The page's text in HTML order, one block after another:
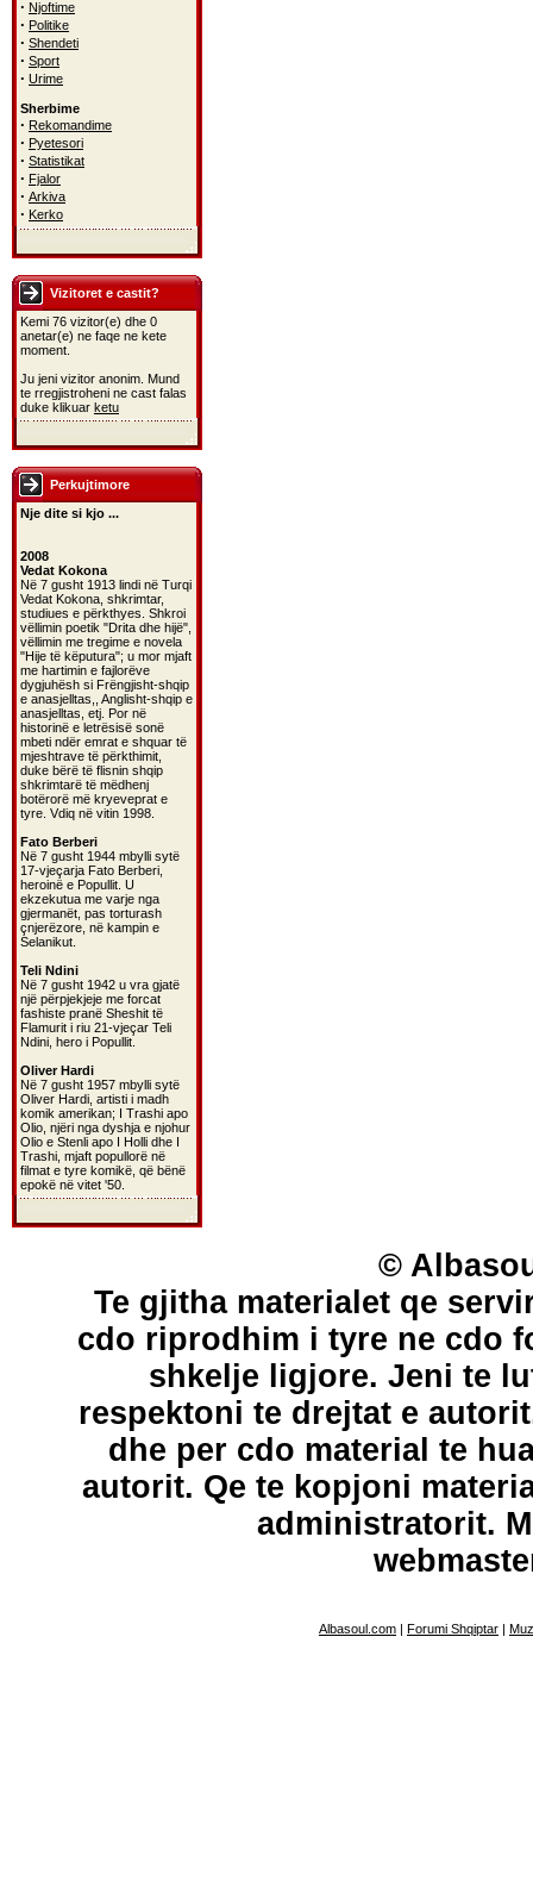
· Njoftime
· Politike
· Shendeti
· Sport
· Urime
Sherbime
· Rekomandime
· Pyetesori
· Statistikat
· Fjalor
· Arkiva
· Kerko
Vizitoret e castit?
Kemi 76 vizitor(e) dhe 0
anetar(e) ne faqe ne kete
moment.
Ju jeni vizitor anonim. Mund
te rregjistroheni ne cast falas
duke klikuar ketu
Perkujtimore
Nje dite si kjo ...
2008
Vedat Kokona
Në 7 gusht 1913 lindi në Turqi
Vedat Kokona, shkrimtar,
studiues e përkthyes. Shkroi
vëllimin poetik "Drita dhe hijë",
vëllimin me tregime e novela
"Hije të këputura"; u mor mjaft
me hartimin e fajlorëve
dygjuhësh si Frëngjisht-shqip
e anasjelltas,, Anglisht-shqip e
anasjelltas, etj. Por në
historinë e letrësisë sonë
mbeti ndër emrat e shquar të
mjeshtrave të përkthimit,
duke bërë të flisnin shqip
shkrimtarë të mëdhenj
botërorë më kryeveprat e
tyre. Vdiq në vitin 1998.
Fato Berberi
Në 7 gusht 1944 mbylli sytë
17-vjeçarja Fato Berberi,
heroinë e Popullit. U
ekzekutua me varje nga
gjermanët, pas torturash
çnjerëzore, në kampin e
Selanikut.
Teli Ndini
Në 7 gusht 1942 u vra gjatë
një përpjekjeje me forcat
fashiste pranë Sheshit të
Flamurit i riu 21-vjeçar Teli
Ndini, hero i Popullit.
Oliver Hardi
Në 7 gusht 1957 mbylli sytë
Oliver Hardi, artisti i madh
komik amerikan; I Trashi apo
Olio, njëri nga dyshja e njohur
Olio e Stenli apo I Holli dhe I
Trashi, mjaft popullorë në
filmat e tyre komikë, që bënë
epokë në vitet '50.
©
Te gjitha materialet qe
cdo riprodhim i tyre ne cdo
shkelje ligjore. Jeni te
respektoni te drejtat e
dhe per cdo material te
autorit. Qe te kopjoni
administratorit.
Albasoul.com | Forumi Shqiptar |